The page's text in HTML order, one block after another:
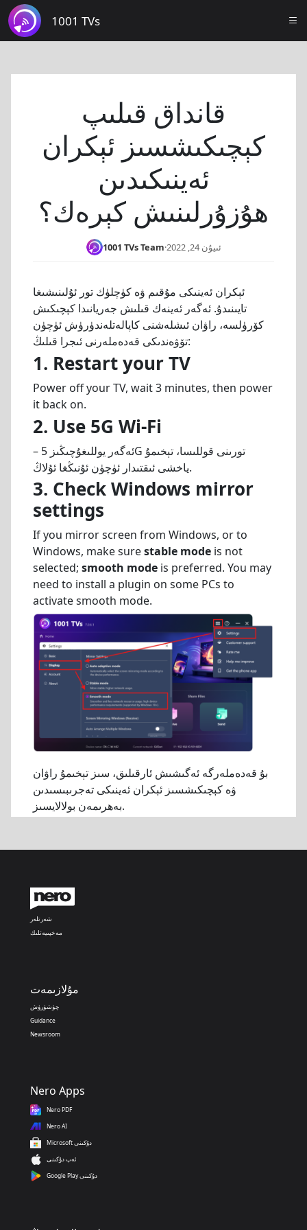
1001 TVs
قانداق قىلىپ
كېچىكىشسىز ئېكران
ئەينىكىدىن
ھۇزۇرلىنىش كېرەك؟
1001 TVs Team· ئىيۇن 24, 2022
ئېكران ئەينىكى مۇقىم ۋە كۈچلۈك تور ئۇلىنىشىغا
تايىنىدۇ. ئەگەر ئەينەك قىلىش جەريانىدا كېچىكىش
كۆرۈلسە، راۋان ئىشلەشنى كاپالەتلەندۈرۈش ئۈچۈن
تۆۋەندىكى قەدەملەرنى ئىجرا قىلىڭ:
1. Restart your TV
Power off your TV, wait 3 minutes, then power
it back on.
2. Use 5G Wi-Fi
– ئەگەر يوللىغۇچىڭىز 5G تورىنى قوللىسا، تېخىمۇ
ياخشى ئىقتىدار ئۈچۈن ئۇنىڭغا ئۇلاڭ.
3. Check Windows mirror
settings
If you mirror screen from Windows, or to
Windows, make surestable mode is not
selected; smooth mode is preferred. You may
need to install a plugin on some PCs to
activate smooth mode.
بۇ قەدەملەرگە ئەگىشىش ئارقىلىق، سىز تېخىمۇ راۋان
ۋە كېچىكىشسىز ئېكران ئەينىكى تەجرىبىسىدىن
بەھرىمەن بولالايسىز.
شەرتلەر
مەخپىيەتلىك
مۇلازىمەت
چۈشۈرۈش
Guidance
Newsroom
Nero Apps
Nero PDF
Nero AI
Microsoft دۇكىنى
ئەپ دۇكىنى
Google Play دۇكىنى